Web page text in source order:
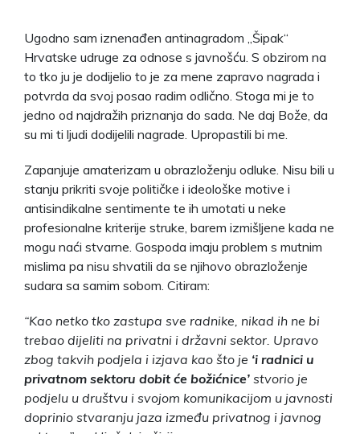
Ugodno sam iznenađen antinagradom „Šipak“
Hrvatske udruge za odnose s javnošću. S obzirom na
to tko ju je dodijelio to je za mene zapravo nagrada i
potvrda da svoj posao radim odlično. Stoga mi je to
jedno od najdražih priznanja do sada. Ne daj Bože, da
su mi ti ljudi dodijelili nagrade. Upropastili bi me.
Zapanjuje amaterizam u obrazloženju odluke. Nisu bili u
stanju prikriti svoje političke i ideološke motive i
antisindikalne sentimente te ih umotati u neke
profesionalne kriterije struke, barem izmišljene kada ne
mogu naći stvarne. Gospoda imaju problem s mutnim
mislima pa nisu shvatili da se njihovo obrazloženje
sudara sa samim sobom. Citiram:
“Kao netko tko zastupa sve radnike, nikad ih ne bi
trebao dijeliti na privatni i državni sektor. Upravo
zbog takvih podjela i izjava kao što je ‘i radnici u
privatnom sektoru dobit će božićnice’ stvorio je
podjelu u društvu i svojom komunikacijom u javnosti
doprinio stvaranju jaza između privatnog i javnog